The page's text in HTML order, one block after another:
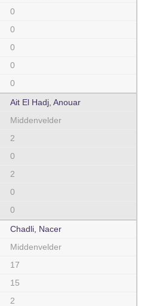
0
0
0
0
0
Ait El Hadj, Anouar
Middenvelder
2
0
2
0
0
Chadli, Nacer
Middenvelder
17
15
2